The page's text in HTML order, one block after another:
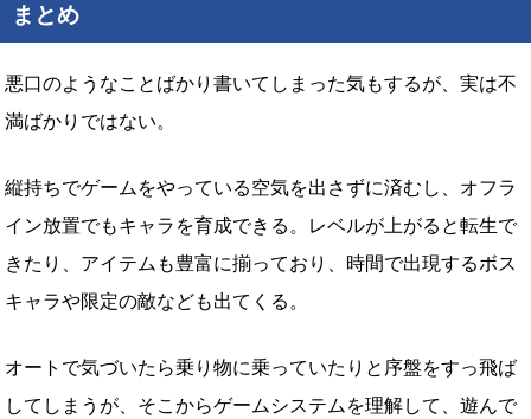
まとめ
悪口のようなことばかり書いてしまった気もするが、実は不
満ばかりではない。
縦持ちでゲームをやっている空気を出さずに済むし、オフラ
イン放置でもキャラを育成できる。レベルが上がると転生で
きたり、アイテムも豊富に揃っており、時間で出現するボス
キャラや限定の敵なども出てくる。
オートで気づいたら乗り物に乗っていたりと序盤をすっ飛ば
してしまうが、そこからゲームシステムを理解して、遊んで